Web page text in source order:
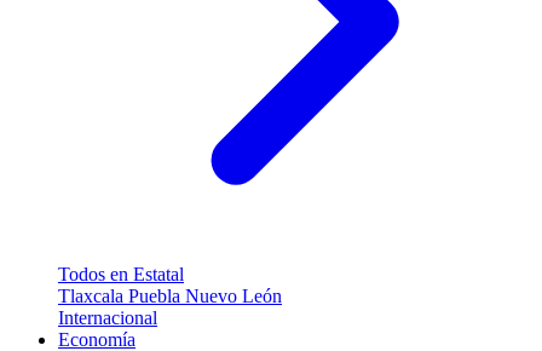
Todos en Estatal
Tlaxcala Puebla Nuevo León
Internacional
Economía